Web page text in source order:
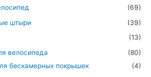
(69)
штыри
(39)
(13)
велосипеда
(80)
бескамерных покрышек
(4)